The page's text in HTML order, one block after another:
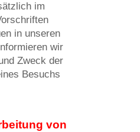
im
in unseren
wir
Zweck der
Besuchs
von